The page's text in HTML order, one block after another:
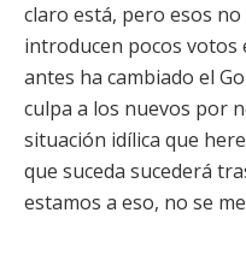
claro está, pero esos
introducen pocos votos
antes ha cambiado el
culpa a los nuevos por
situación idílica que
que suceda sucederá
estamos a eso, no se